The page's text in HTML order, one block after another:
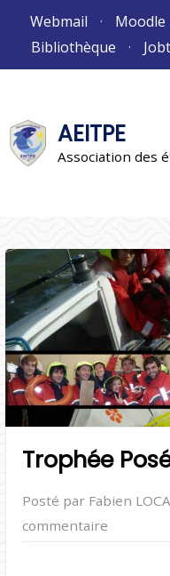
Webmail Moodle
Bibliothèque
AEITPE
Association des
Trophée
Posté par Fabien
commentaire